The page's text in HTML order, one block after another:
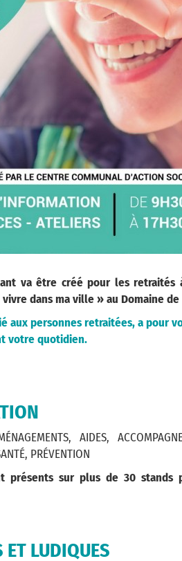
va être créé pour les
dans ma ville » au Domaine de
aux personnes retraitées, a pour
votre quotidien.
AIDES,
PRÉVENTION
présents sur plus de 30 stands
ET LUDIQUES